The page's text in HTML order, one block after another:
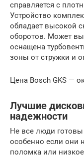
справляется с
Устройство
обладает высокой
оборотов. Может
оснащена
зоны от стружки и
Цена Bosch GKS —
Лучшие
надежности
Не все люди готовы
особенно если они
поломка или